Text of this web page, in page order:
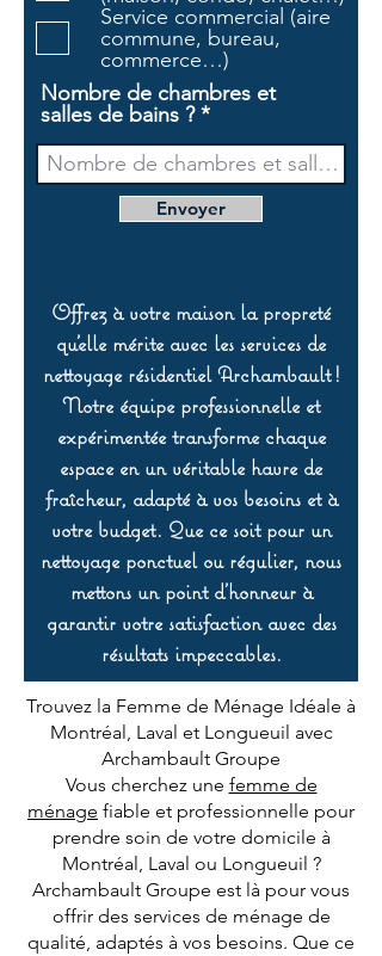
e
Service commercial (aire
commune, bureau,
commerce…)
Nombre de chambres et
salles de bains ?
Envoyer
Offrez à votre maison la propreté
qu’elle mérite avec les services de
nettoyage résidentiel Archambault !
Notre équipe professionnelle et
expérimentée transforme chaque
espace en un véritable havre de
fraîcheur, adapté à vos besoins et à
votre budget. Que ce soit pour un
nettoyage ponctuel ou régulier, nous
mettons un point d’honneur à
garantir votre satisfaction avec des
résultats impeccables.
Trouvez la Femme de Ménage Idéale à
Montréal, Laval et Longueuil avec
Archambault Groupe
Vous cherchez une femme de
ménage fiable et professionnelle pour
prendre soin de votre domicile à
Montréal, Laval ou Longueuil ?
Archambault Groupe est là pour vous
offrir des services de ménage de
qualité, adaptés à vos besoins. Que ce